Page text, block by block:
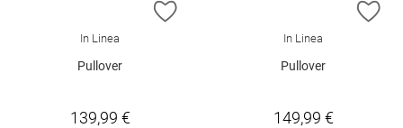
ZUR WUNSCHLISTE HINZUFÜGEN
In Linea
Pullover
139,99 €
In Linea
Pullover
149,99 €